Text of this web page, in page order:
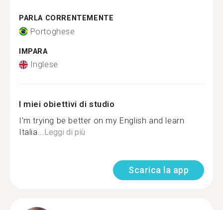
PARLA CORRENTEMENTE
Portoghese
IMPARA
Inglese
I miei obiettivi di studio
I'm trying be better on my English and learn
Italia...Leggi di più
Scarica la app